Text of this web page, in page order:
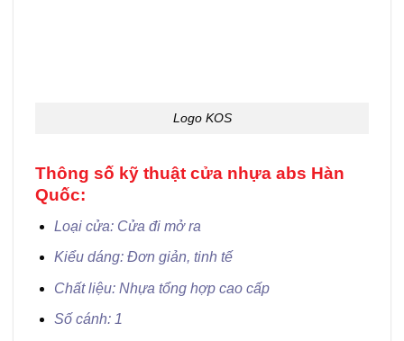
Logo KOS
Thông số kỹ thuật cửa nhựa abs Hàn
Quốc:
Loại cửa: Cửa đi mở ra
Kiểu dáng: Đơn giản, tinh tế
Chất liệu: Nhựa tổng hợp cao cấp
Số cánh: 1